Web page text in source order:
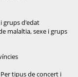
grups d'edat
malaltia, sexe i grups
tipus de concert i